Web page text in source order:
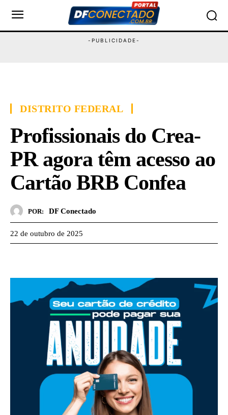
DISTRITO FEDERAL
Profissionais do Crea-
PR agora têm acesso ao
Cartão BRB Confea
POR: DF Conectado
22 de outubro de 2025